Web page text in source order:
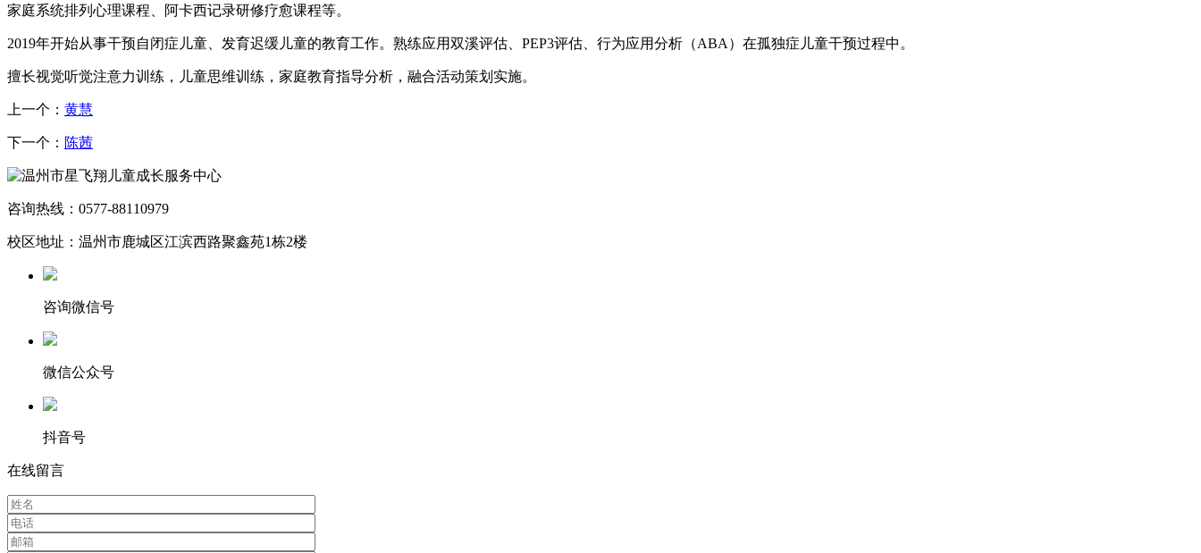
家庭系统排列心理课程、阿卡西记录研修疗愈课程等。
2019年开始从事干预自闭症儿童、发育迟缓儿童的教育工作。熟练应用双溪评估、PEP3评估、行为应用分析（ABA）在孤独症儿童干预过程中。
擅长视觉听觉注意力训练，儿童思维训练，家庭教育指导分析，融合活动策划实施。
上一个： 黄慧
下一个： 陈茜
咨询热线：0577-88110979
校区地址：温州市鹿城区江滨西路聚鑫苑1栋2楼
咨询微信号
微信公众号
抖音号
在线留言